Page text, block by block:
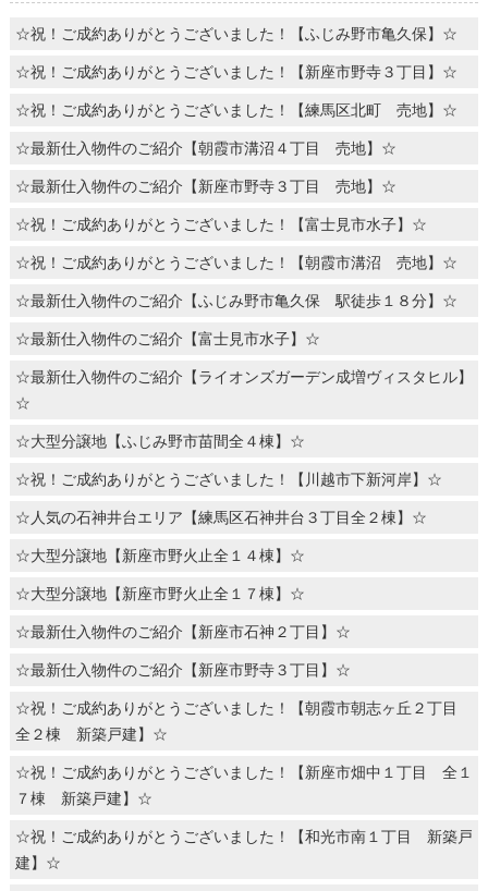
☆祝！ご成約ありがとうございました！【ふじみ野市亀久保】☆
☆祝！ご成約ありがとうございました！【新座市野寺３丁目】☆
☆祝！ご成約ありがとうございました！【練馬区北町 売地】☆
☆最新仕入物件のご紹介【朝霞市溝沼４丁目 売地】☆
☆最新仕入物件のご紹介【新座市野寺３丁目 売地】☆
☆祝！ご成約ありがとうございました！【富士見市水子】☆
☆祝！ご成約ありがとうございました！【朝霞市溝沼 売地】☆
☆最新仕入物件のご紹介【ふじみ野市亀久保 駅徒歩１８分】☆
☆最新仕入物件のご紹介【富士見市水子】☆
☆最新仕入物件のご紹介【ライオンズガーデン成増ヴィスタヒル】
☆
☆大型分譲地【ふじみ野市苗間全４棟】☆
☆祝！ご成約ありがとうございました！【川越市下新河岸】☆
☆人気の石神井台エリア【練馬区石神井台３丁目全２棟】☆
☆大型分譲地【新座市野火止全１４棟】☆
☆大型分譲地【新座市野火止全１７棟】☆
☆最新仕入物件のご紹介【新座市石神２丁目】☆
☆最新仕入物件のご紹介【新座市野寺３丁目】☆
☆祝！ご成約ありがとうございました！【朝霞市朝志ヶ丘２丁目
全２棟 新築戸建】☆
☆祝！ご成約ありがとうございました！【新座市畑中１丁目 全１
７棟 新築戸建】☆
☆祝！ご成約ありがとうございました！【和光市南１丁目 新築戸
建】☆